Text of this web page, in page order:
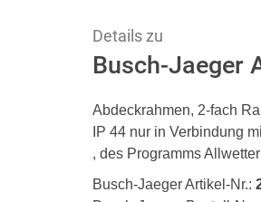
Details zu
Busch-Jaeger
Abdeckrahmen, 2-fach
IP 44 nur in Verbindung
, des Programms
Busch-Jaeger Artikel-Nr.: